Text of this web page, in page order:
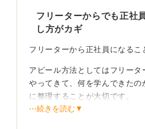
フリーターからでも正社
し方がカギ
フリーターから正社員になるこ
アピール方法としてはフリー
やってきて、何を学んできたの
に整理することが大切です。
⋯続きを読む▼